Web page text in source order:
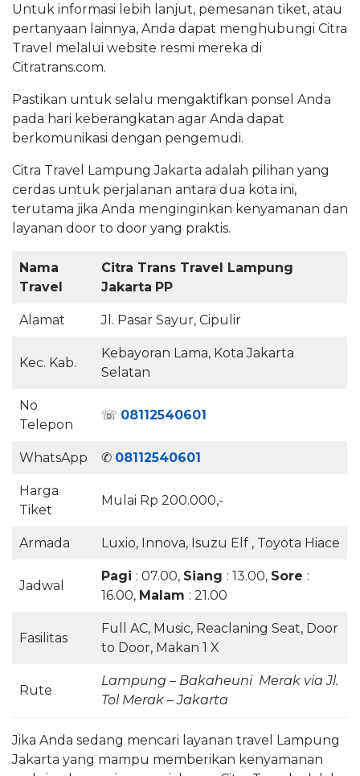
Untuk informasi lebih lanjut, pemesanan tiket, atau
pertanyaan lainnya, Anda dapat menghubungi Citra
Travel melalui website resmi mereka di
Citratrans.com.
Pastikan untuk selalu mengaktifkan ponsel Anda
pada hari keberangkatan agar Anda dapat
berkomunikasi dengan pengemudi.
Citra Travel Lampung Jakarta adalah pilihan yang
cerdas untuk perjalanan antara dua kota ini,
terutama jika Anda menginginkan kenyamanan dan
layanan door to door yang praktis.
Nama
Travel
Citra Trans Travel Lampung
Jakarta PP
Alamat Jl. Pasar Sayur, Cipulir
Kec. Kab.
Kebayoran Lama, Kota Jakarta
Selatan
No
Telepon
☏ 08112540601
WhatsApp ✆ 08112540601
Harga
Tiket
Mulai Rp 200.000,-
Armada Luxio, Innova, Isuzu Elf , Toyota Hiace
Jadwal
Pagi : 07.00, Siang : 13.00, Sore :
16.00, Malam : 21.00
Fasilitas
Full AC, Music, Reaclaning Seat, Door
to Door, Makan 1 X
Rute
Lampung – Bakaheuni Merak via Jl.
Tol Merak – Jakarta
Jika Anda sedang mencari layanan travel Lampung
Jakarta yang mampu memberikan kenyamanan